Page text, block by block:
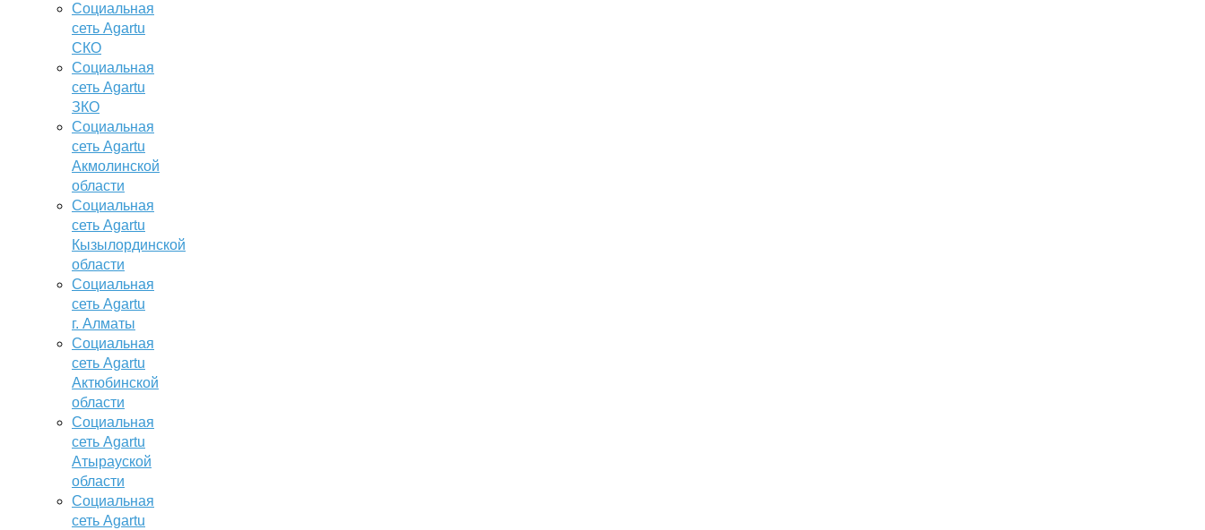
Социальная
сеть Agartu
СКО
Социальная
сеть Agartu
ЗКО
Социальная
сеть Agartu
Акмолинской
области
Социальная
сеть Agartu
Кызылординской
области
Социальная
сеть Agartu
г. Алматы
Социальная
сеть Agartu
Актюбинской
области
Социальная
сеть Agartu
Атырауской
области
Социальная
сеть Agartu